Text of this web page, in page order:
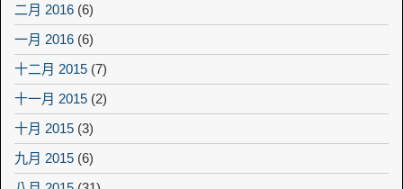
二月 2016 (6)
一月 2016 (6)
十二月 2015 (7)
十一月 2015 (2)
十月 2015 (3)
九月 2015 (6)